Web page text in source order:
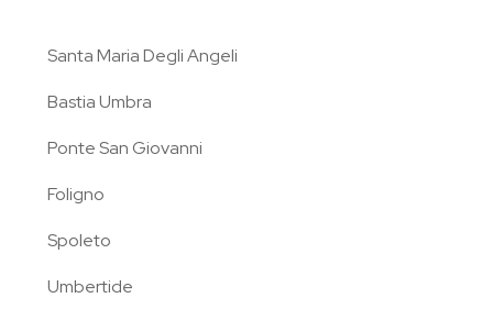
Santa Maria Degli Angeli
Bastia Umbra
Ponte San Giovanni
Foligno
Spoleto
Umbertide